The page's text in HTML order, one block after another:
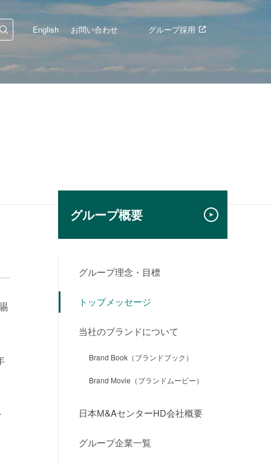
English お問い合わせ グループ採用
グループ概要
グループ理念・目標
トップメッセージ
当社のブランドについて
Brand Book（ブランドブック）
Brand Movie（ブランドムービー）
日本M&AセンターHD会社概要
グループ企業一覧